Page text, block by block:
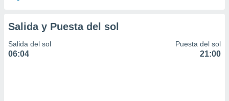
Salida y Puesta del sol
Salida del sol
06:04
Puesta del sol
21:00